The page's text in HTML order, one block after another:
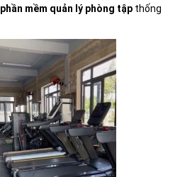
phần mềm quản lý phòng tập thống